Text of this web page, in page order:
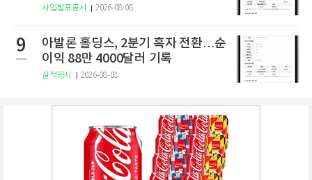
사업발표공시 2026-08-08
9
아발론 홀딩스, 2분기 흑자 전환…순
이익 88만 4000달러 기록
실적공시 2026-08-08